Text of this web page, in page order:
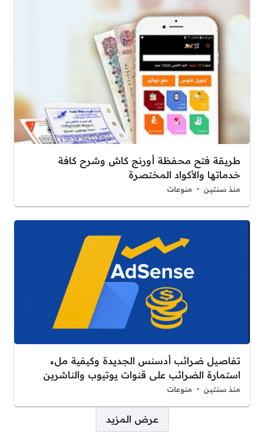
طريقة فتح محفظة أورنج كاش وشرح كافة
خدماتها والأكواد المختصرة
منذ سنتين منوعات
تفاصيل ضرائب أدسنس الجديدة وكيفية ملء
استمارة الضرائب على قنوات يوتيوب والناشرين
منذ سنتين منوعات
عرض المزيد